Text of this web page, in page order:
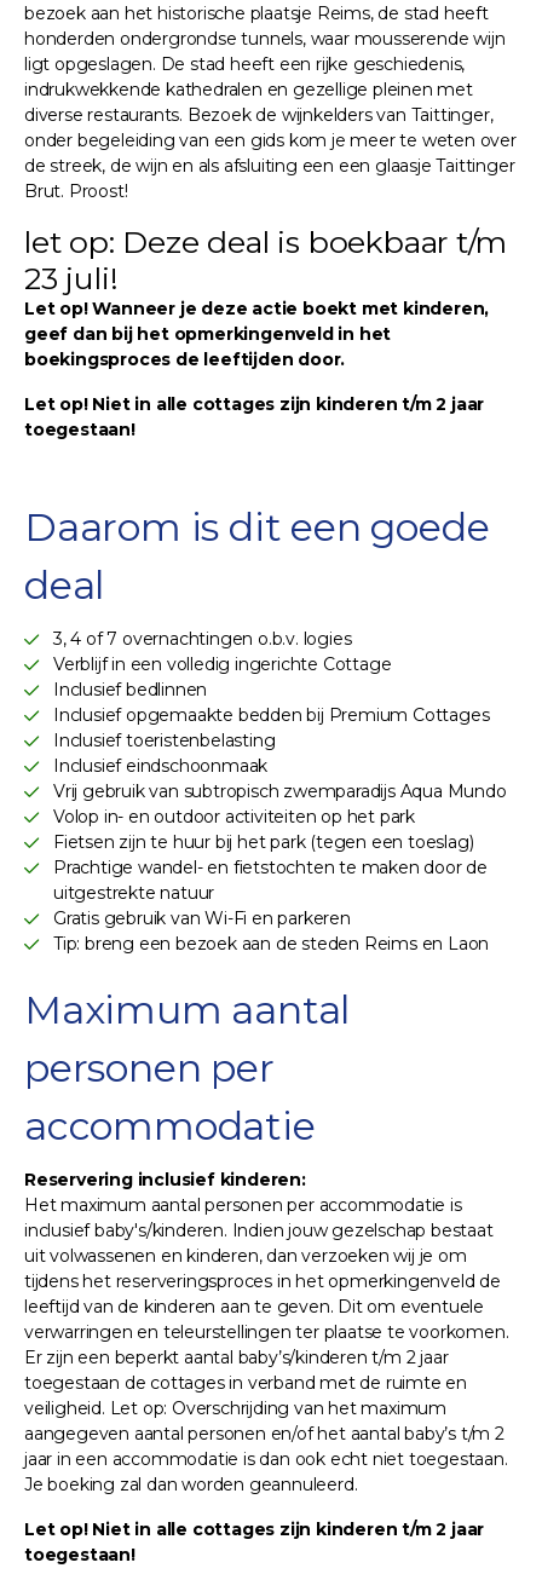
bezoek aan het historische plaatsje Reims, de stad heeft
honderden ondergrondse tunnels, waar mousserende wijn
ligt opgeslagen. De stad heeft een rijke geschiedenis,
indrukwekkende kathedralen en gezellige pleinen met
diverse restaurants. Bezoek de wijnkelders van Taittinger,
onder begeleiding van een gids kom je meer te weten over
de streek, de wijn en als afsluiting een een glaasje Taittinger
Brut. Proost!
let op: Deze deal is boekbaar t/m
23 juli!
Let op! Wanneer je deze actie boekt met kinderen,
geef dan bij het opmerkingenveld in het
boekingsproces de leeftijden door.
Let op! Niet in alle cottages zijn kinderen t/m 2 jaar
toegestaan!
Daarom is dit een goede
deal
3, 4 of 7 overnachtingen o.b.v. logies
Verblijf in een volledig ingerichte Cottage
Inclusief bedlinnen
Inclusief opgemaakte bedden bij Premium Cottages
Inclusief toeristenbelasting
Inclusief eindschoonmaak
Vrij gebruik van subtropisch zwemparadijs Aqua Mundo
Volop in- en outdoor activiteiten op het park
Fietsen zijn te huur bij het park (tegen een toeslag)
Prachtige wandel- en fietstochten te maken door de
uitgestrekte natuur
Gratis gebruik van Wi-Fi en parkeren
Tip: breng een bezoek aan de steden Reims en Laon
Maximum aantal
personen per
accommodatie
Reservering inclusief kinderen:
Het maximum aantal personen per accommodatie is
inclusief baby's/kinderen. Indien jouw gezelschap bestaat
uit volwassenen en kinderen, dan verzoeken wij je om
tijdens het reserveringsproces in het opmerkingenveld de
leeftijd van de kinderen aan te geven. Dit om eventuele
verwarringen en teleurstellingen ter plaatse te voorkomen.
Er zijn een beperkt aantal baby’s/kinderen t/m 2 jaar
toegestaan de cottages in verband met de ruimte en
veiligheid. Let op: Overschrijding van het maximum
aangegeven aantal personen en/of het aantal baby’s t/m 2
jaar in een accommodatie is dan ook echt niet toegestaan.
Je boeking zal dan worden geannuleerd.
Let op! Niet in alle cottages zijn kinderen t/m 2 jaar
toegestaan!